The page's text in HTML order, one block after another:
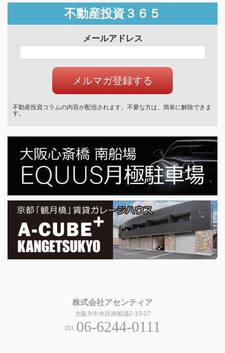
不動産投資３６５
メールアドレス
不動産投資コラムの内容が配信されます。不要な方は、簡単に解除できま
す。
株式会社アセンティア
大阪市中央区南船場2-10-27
TEL.06-6244-0111